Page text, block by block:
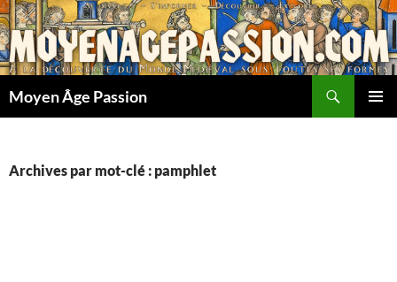
Aller
au
contenu
Moyen Âge Passion
Archives par mot-clé : pamphlet